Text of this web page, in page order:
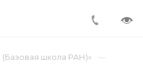
школа РАН)»